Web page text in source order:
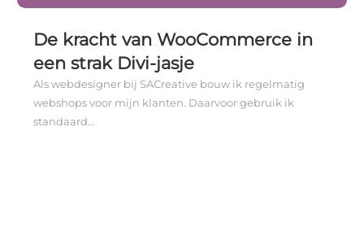
De kracht van WooCommerce in
een strak Divi-jasje
Als webdesigner bij SACreative bouw ik regelmatig
webshops voor mijn klanten. Daarvoor gebruik ik
standaard...